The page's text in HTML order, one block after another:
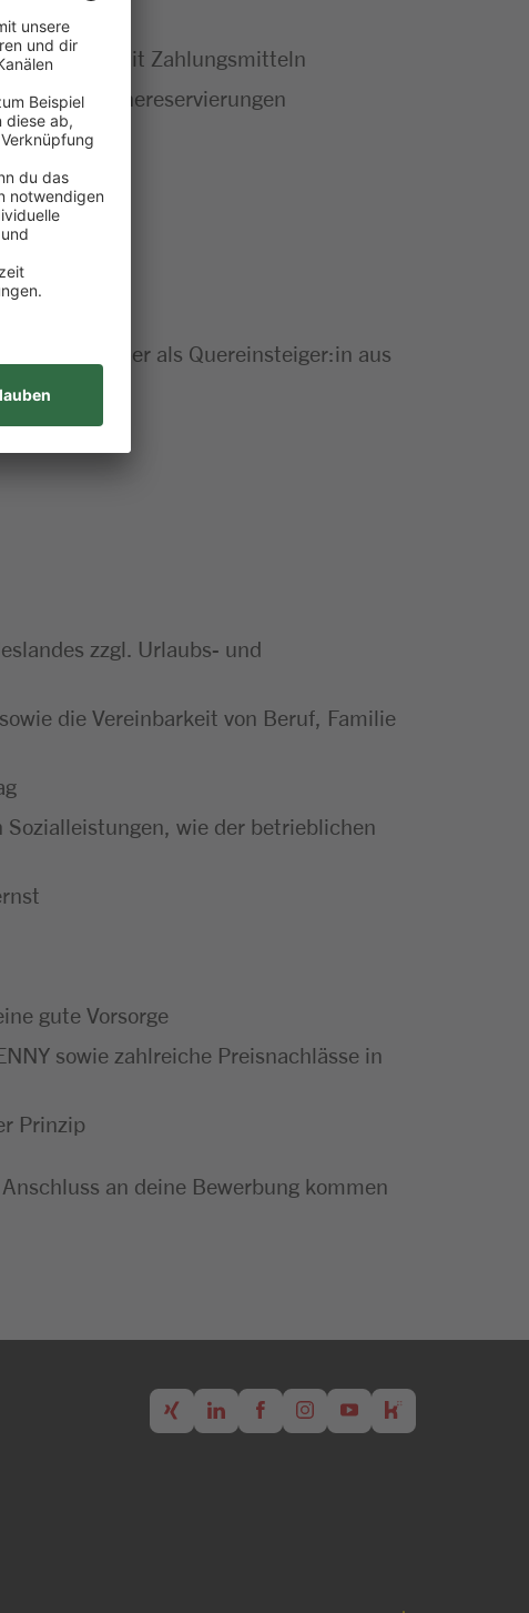
Umgang mit Zahlungsmitteln
von Onlinereservierungen
oder als Quereinsteiger:in aus
zzgl. Urlaubs- und
die Vereinbarkeit von Beruf, Familie
wie der betrieblichen
gute Vorsorge
sowie zahlreiche Preisnachlässe in
Prinzip
an deine Bewerbung kommen